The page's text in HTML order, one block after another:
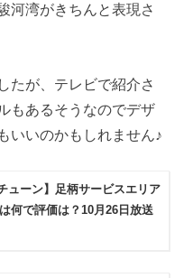
河湾がきちんと表現さ
たが、テレビで紹介さ
もあるそうなのでデザ
いいのかもしれません♪
ューン】足柄サービスエリア
何で評価は？10月26日放送